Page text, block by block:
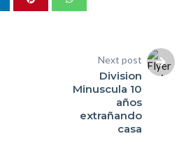
Next post
Division
Minuscula 10
años
extrañando
casa